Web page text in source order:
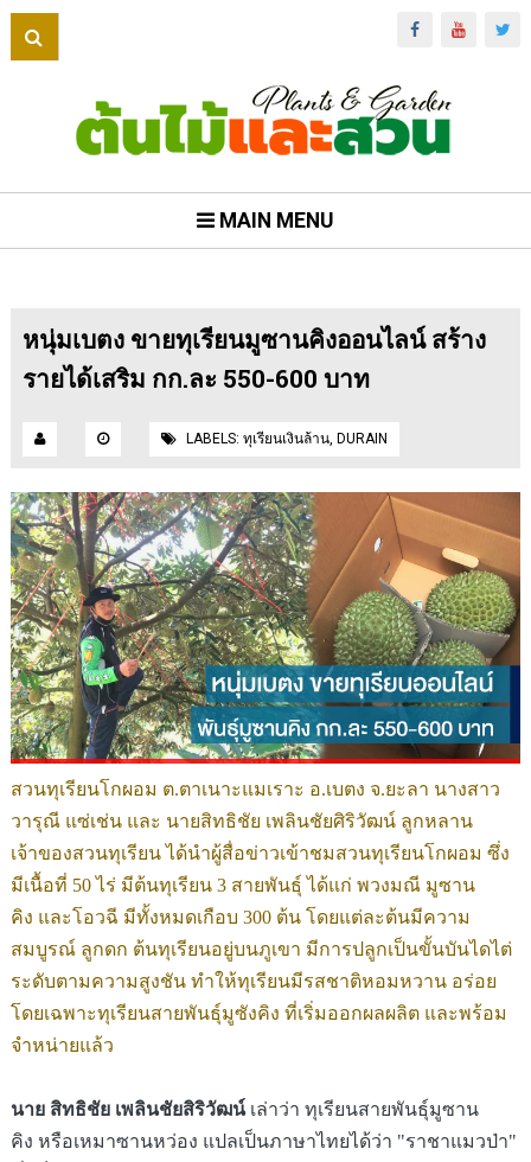
MAIN MENU
หนุ่มเบตง ขายทุเรียนมูซานคิงออนไลน์ สร้าง
รายได้เสริม กก.ละ 550-600 บาท
LABELS: ทุเรียนเงินล้าน, DURAIN
สวนทุเรียนโกผอม ต.ตาเนาะแมเราะ อ.เบตง จ.ยะลา นางสาว
วารุณี แซ่เช่น และ นายสิทธิชัย เพลินชัยศิริวัฒน์ ลูกหลาน
เจ้าของสวนทุเรียน ได้นำผู้สื่อข่าวเข้าชมสวนทุเรียนโกผอม ซึ่ง
มีเนื้อที่ 50 ไร่ มีต้นทุเรียน 3 สายพันธุ์ ได้แก่ พวงมณี มูซาน
คิง และโอวฉี มีทั้งหมดเกือบ 300 ต้น โดยแต่ละต้นมีความ
สมบูรณ์ ลูกดก ต้นทุเรียนอยู่บนภูเขา มีการปลูกเป็นขั้นบันไดไต่
ระดับตามความสูงชัน ทำให้ทุเรียนมีรสชาติหอมหวาน อร่อย
โดยเฉพาะทุเรียนสายพันธุ์มูซังคิง ที่เริ่มออกผลผลิต และพร้อม
จำหน่ายแล้ว
นาย สิทธิชัย เพลินชัยสิริวัฒน์ เล่าว่า ทุเรียนสายพันธุ์มูซาน
คิง หรือเหมาซานหว่อง แปลเป็นภาษาไทยได้ว่า "ราชาแมวป่า"